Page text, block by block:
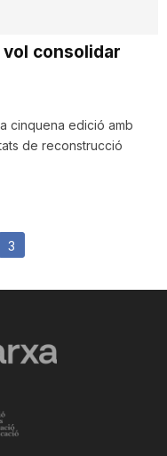
consolidar
cinquena edició amb
de reconstrucció
3